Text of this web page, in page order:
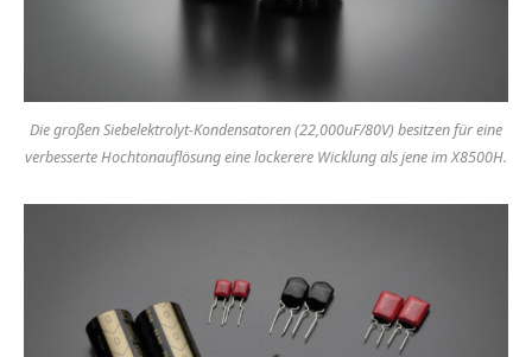
Die großen Siebelektrolyt-Kondensatoren (22,000uF/80V) besitzen für eine
verbesserte Hochtonauflösung eine lockerere Wicklung als jene im X8500H.